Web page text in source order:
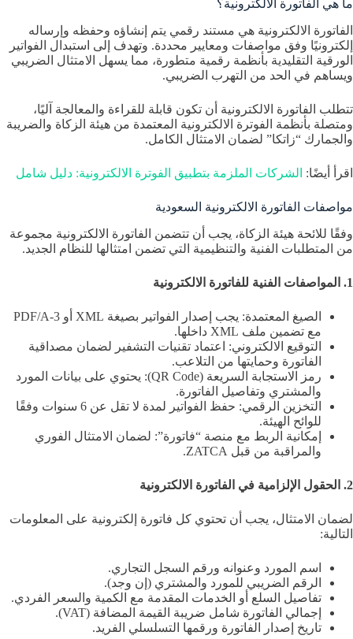
ما هي الفاتورة الالكترونية؟
الفاتورة الالكترونية هي مستند رقمي يتم إنشاؤه وحفظه وإرساله
إلكترونيًا وفق مواصفات ومعايير محددة. وتهدف إلى استبدال الفواتير
الورقية التقليدية بأنظمة رقمية متطورة، مما يسهل الامتثال الضريبي
ويساهم في الحد من التهرب الضريبي.
تتطلب الفاتورة الالكترونية أن تكون قابلة للقراءة والمعالجة آليًا،
ومتصلة بأنظمة الفوترة الالكترونية المعتمدة من هيئة الزكاة والضريبة
والجمارك “زاتكا” لضمان الامتثال الكامل.
اقرأ أيضًا: الشركات الملزمة بتطبيق الفوترة الالكترونية: دليل شامل
مواصفات الفاتورة الالكترونية السعودية
وفقًا للائحة هيئة الزكاة، يجب أن تتضمن الفاتورة الالكترونية مجموعة
من المتطلبات الفنية والتنظيمية التي تضمن امتثالها للنظام الجديد.
1. المواصفات الفنية للفاتورة الالكترونية
الصيغ المعتمدة: يجب إصدار الفواتير بصيغة XML أو PDF/A-3
مع تضمين ملف XML داخلها.
التوقيع الالكتروني: اعتماد تقنيات التشفير لضمان مصداقية
الفاتورة وحمايتها من التلاعب.
رمز الاستجابة السريعة (QR Code): يحتوي على بيانات المورد
والمشتري وتفاصيل الفاتورة.
التخزين الرقمي: حفظ الفواتير لمدة لا تقل عن 6 سنوات وفقًا
للوائح الهيئة.
إمكانية الربط مع منصة “فاتورة”: لضمان الامتثال الفوري
والمراقبة من قبل ZATCA.
2. الحقول الإلزامية في الفاتورة الالكترونية
لضمان الامتثال، يجب أن تحتوي كل فاتورة إلكترونية على المعلومات
التالية:
اسم المورد وعنوانه ورقم السجل التجاري.
الرقم الضريبي للمورد والمشتري (إن وجد).
تفاصيل السلع أو الخدمات المقدمة مع الكمية والسعر الفردي.
إجمالي الفاتورة شامل ضريبة القيمة المضافة (VAT).
تاريخ إصدار الفاتورة ورقمها التسلسلي الفريد.